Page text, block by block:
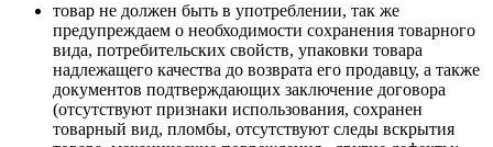
товар не должен быть в употреблении, так же
предупреждаем о необходимости сохранения товарного
вида, потребительских свойств, упаковки товара
надлежащего качества до возврата его продавцу, а также
документов подтверждающих заключение договора
(отсутствуют признаки использования, сохранен
товарный вид, пломбы, отсутствуют следы вскрытия